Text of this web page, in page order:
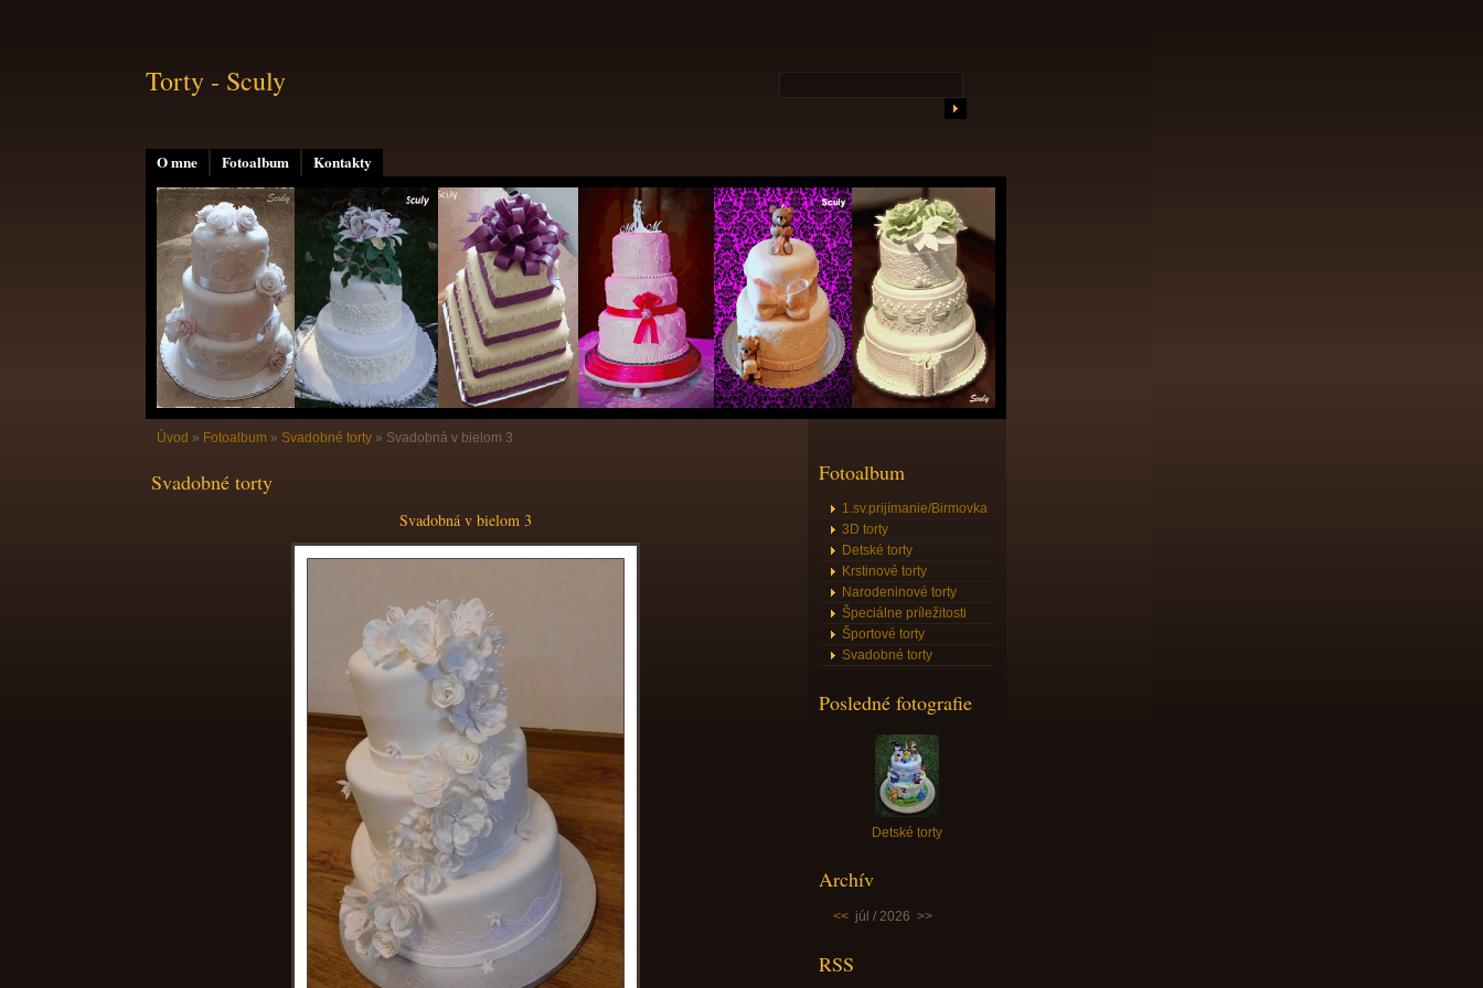
O mne Fotoalbum Kontakty
Torty - Sculy
Úvod » Fotoalbum » Svadobné torty » Svadobná v bielom 3
Svadobné torty
Svadobná v bielom 3
Fotoalbum
1.sv.prijímanie/Birmovka
3D torty
Detské torty
Krstinové torty
Narodeninové torty
Špeciálne príležitosti
Športové torty
Svadobné torty
Posledné fotografie
Detské torty
Archív
<< júl / 2026 >>
RSS